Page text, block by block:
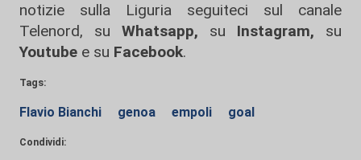
notizie sulla Liguria seguiteci sul canale
Telenord, su
Whatsapp, su Instagram, su
Youtube e su Facebook.
Tags:
Flavio Bianchi genoa empoli goal
Condividi: